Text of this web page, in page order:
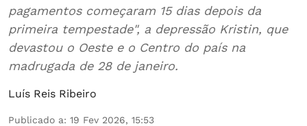
pagamentos começaram 15 dias depois da
primeira tempestade", a depressão Kristin, que
devastou o Oeste e o Centro do país na
madrugada de 28 de janeiro.
Luís Reis Ribeiro
Publicado a: 19 Fev 2026, 15:53